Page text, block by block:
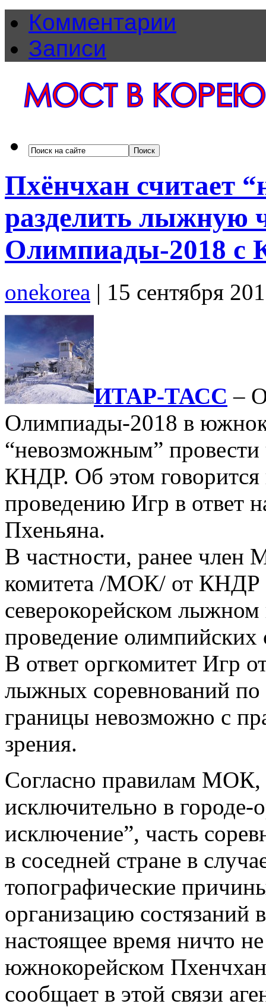
Комментарии
Записи
Пхёнчхан считает
разделить лыжную
Олимпиады-2018 с
onekorea | 15 сентября
ИТАР-ТАСС –
Олимпиады-2018 в
“невозможным”
КНДР. Об этом говорится
проведению Игр в ответ
Пхеньяна.
В частности, ранее член
комитета /МОК/ от КНДР
северокорейском
проведение олимпийских
В ответ оргкомитет Игр
лыжных соревнований
границы невозможно с
зрения.
Согласно правилам МОК,
исключительно в городе-
исключение”, часть
в соседней стране в
топографические
организацию
настоящее время ничто
южнокорейском
сообщает в этой связи